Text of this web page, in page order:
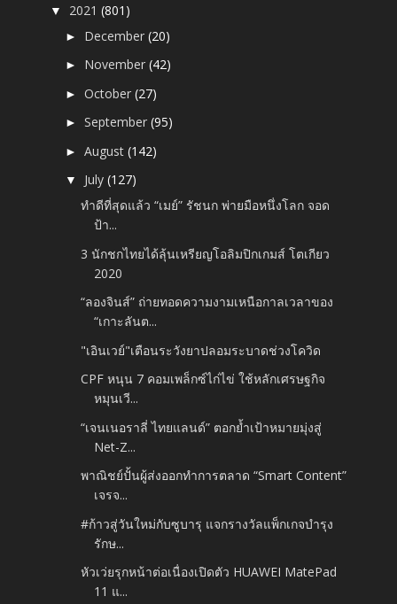
▼ 2021(801)
► December(20)
► November(42)
►October(27)
►September(95)
►August(142)
▼ July(127)
ทำดีที่สุดแล้ว “เมย์” รัชนก พ่ายมือหนึ่งโลก จอด
ป้า...
3 นักชกไทยได้ลุ้นเหรียญโอลิมปิกเกมส์ โตเกียว
2020
“ลองจินส์” ถ่ายทอดความงามเหนือกาลเวลาของ
“เกาะลันต...
"เอินเวย์"เตือนระวังยาปลอมระบาดช่วงโควิด
CPF หนุน 7 คอมเพล็กซ์ไก่ไข่ ใช้หลักเศรษฐกิจ
หมุนเวี...
“เจนเนอราลี่ ไทยแลนด์” ตอกย้ำเป้าหมายมุ่งสู่
Net-Z...
พาณิชย์ปั้นผู้ส่งออกทำการตลาด “Smart Content”
เจรจ...
#ก้าวสู่วันใหม่กับซูบารุ แจกรางวัลแพ็กเกจบำรุง
รักษ...
หัวเว่ยรุกหน้าต่อเนื่องเปิดตัว HUAWEI MatePad
11 แ...